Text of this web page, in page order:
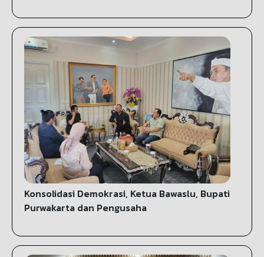
Konsolidasi Demokrasi, Ketua Bawaslu, Bupati
Purwakarta dan Pengusaha